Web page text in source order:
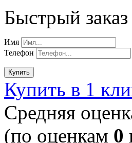
Быстрый заказ
Имя
Телефон
Купить
Купить в 1
Cредняя
(по оценкам 0